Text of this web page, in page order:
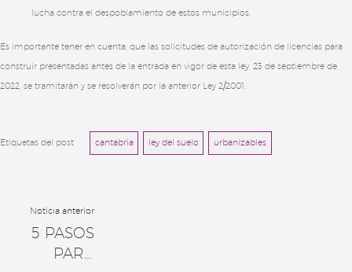
lucha contra el despoblamiento de estos municipios.
Es importante tener en cuenta, que las solicitudes de autorización de licencias para
construir presentadas antes de la entrada en vigor de esta ley, 23 de septiembre de
2022, se tramitarán y se resolverán por la anterior Ley 2/2001.
Etiquetas del post cantabria ley del suelo urbanizables
Navegación
Noticia anterior
5 PASOS
PARA